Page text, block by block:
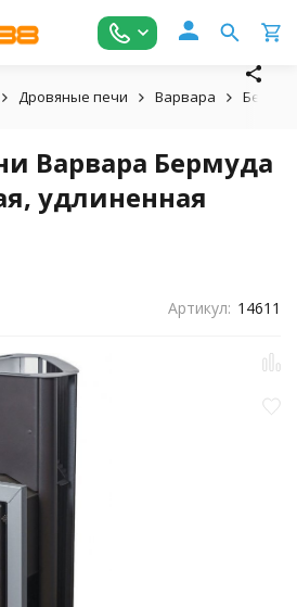
Дровяные печи Варвара
Варвара Бермуда
удлиненная
Артикул: 14611